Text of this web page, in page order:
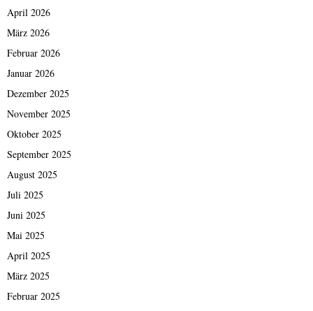
April 2026
März 2026
Februar 2026
Januar 2026
Dezember 2025
November 2025
Oktober 2025
September 2025
August 2025
Juli 2025
Juni 2025
Mai 2025
April 2025
März 2025
Februar 2025